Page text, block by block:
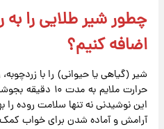
چطور شیر طلایی را
اضافه کنیم؟
شیر (گیاهی یا حیوانی) را با
حرارت ملایم به
این نوشیدنی نه تنها سلامت روده
آرامش و آماده شدن برای خواب